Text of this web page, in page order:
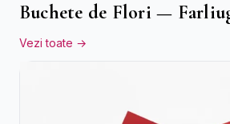
Buchete de Flori —
Vezi toate →